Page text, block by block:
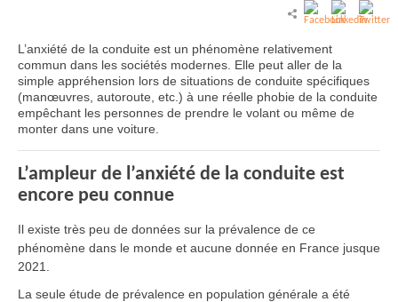
L’anxiété de la conduite est un phénomène relativement
commun dans les sociétés modernes. Elle peut aller de la
simple appréhension lors de situations de conduite spécifiques
(manœuvres, autoroute, etc.) à une réelle phobie de la conduite
empêchant les personnes de prendre le volant ou même de
monter dans une voiture.
L’ampleur de l’anxiété de la conduite est
encore peu connue
Il existe très peu de données sur la prévalence de ce
phénomène dans le monde et aucune donnée en France jusque
2021.
La seule étude de prévalence en population générale a été